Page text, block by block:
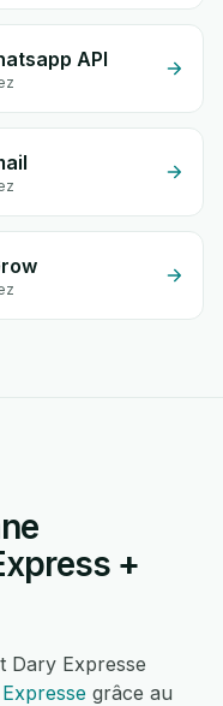
API
+
Dary Expresse
grâce au